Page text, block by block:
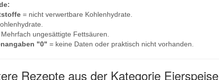
= nicht verwertbare Kohlenhydrate.
ungesättigte Fettsäuren.
"0" = keine Daten oder praktisch nicht vorhanden.
Rezepte aus der Kategorie